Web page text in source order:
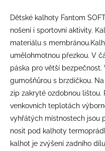
Dětské kalhoty Fantom
nošení i sportovní aktivity.
materiálu s
umělohmotnou přezkou. V
páska pro větší
gumošňůrou s brzdičkou.
zip zakryté ozdobnou lištou.
venkovních teplotách
vyhřátých místnostech jsou
nosit pod kalhoty
kalhot je zvýšení zadního